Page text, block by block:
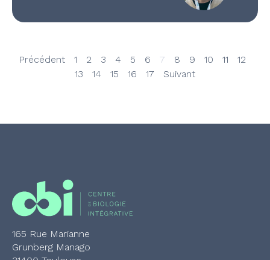
Précédent 1 2 3 4 5 6 7 8 9 10 11
12
13
14 15 16 17 Suivant
165 Rue Marianne
Grunberg Manago